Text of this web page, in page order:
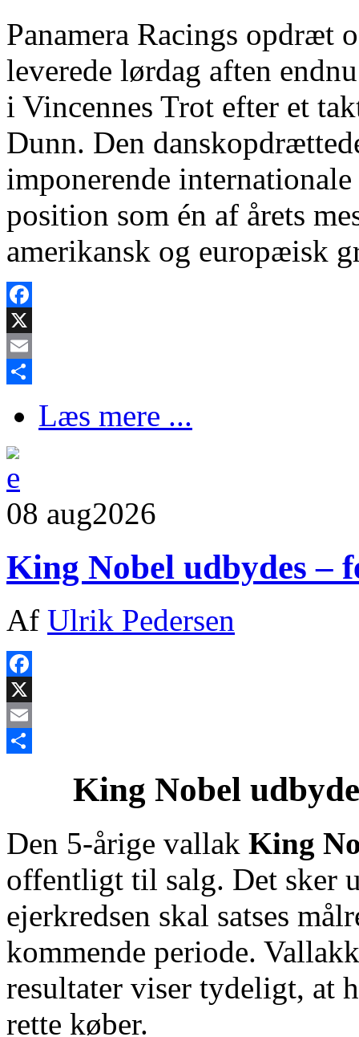
Panamera Racings opdræt
leverede lørdag aften
i Vincennes Trot efter et
Dunn. Den
imponerende
position som én af årets
amerikansk og europæisk
Facebook
X
Email
Læs mere ...
08 aug2026
King Nobel udbydes –
Af Ulrik Pedersen
Facebook
X
Email
King Nobel
Den 5‑årige vallak King
offentligt til salg. Det sker
ejerkredsen skal satses
kommende periode.
resultater viser tydeligt, at
rette køber.